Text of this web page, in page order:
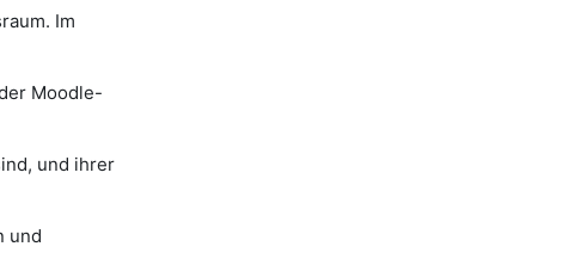
Im
Moodle-
und ihrer
und